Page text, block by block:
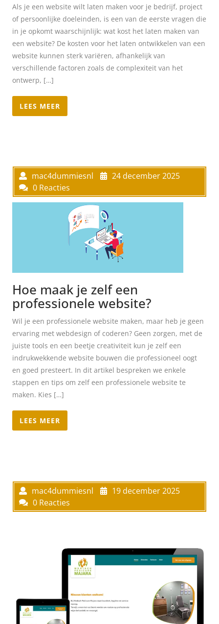
Als je een website wilt laten maken voor je bedrijf, project
of persoonlijke doeleinden, is een van de eerste vragen die
in je opkomt waarschijnlijk: wat kost het laten maken van
een website? De kosten voor het laten ontwikkelen van een
website kunnen sterk variëren, afhankelijk van
verschillende factoren zoals de complexiteit van het
ontwerp, […]
LEES MEER
mac4dummiesnl
24 december 2025
0 Reacties
Hoe maak je zelf een
professionele website?
Wil je een professionele website maken, maar heb je geen
ervaring met webdesign of coderen? Geen zorgen, met de
juiste tools en een beetje creativiteit kun je zelf een
indrukwekkende website bouwen die professioneel oogt
en goed presteert. In dit artikel bespreken we enkele
stappen en tips om zelf een professionele website te
maken. Kies […]
LEES MEER
mac4dummiesnl
19 december 2025
0 Reacties